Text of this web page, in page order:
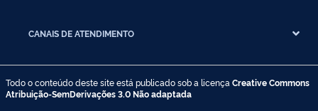
CANAIS DE ATENDIMENTO
Todo o conteúdo deste site está publicado sob a licença Creative Commons
Atribuição-SemDerivações 3.0 Não adaptada